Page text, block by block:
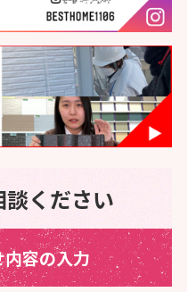
ください
容の入力